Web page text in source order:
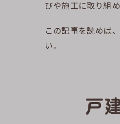
びや施工に取り組
この記事を読めば
い。
戸